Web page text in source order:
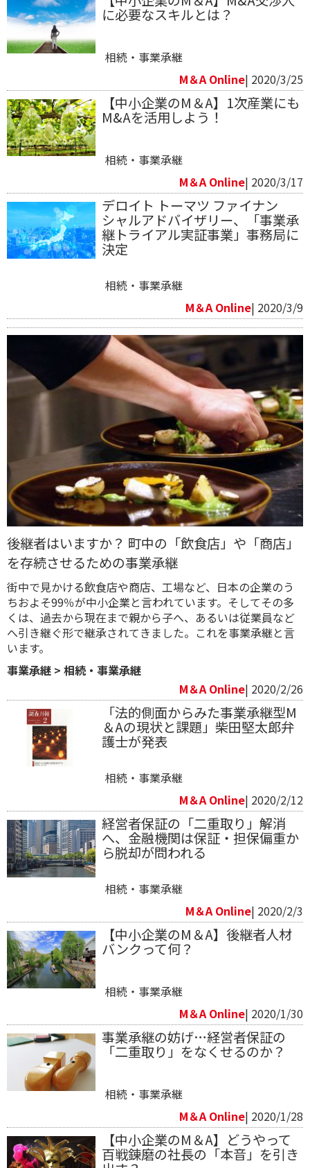
に必要なスキルとは？
相続・事業承継
M＆A Online| 2020/3/25
【中小企業のM＆A】1次産業にも
M&Aを活用しよう！
相続・事業承継
M＆A Online| 2020/3/17
デロイト トーマツ ファイナン
シャルアドバイザリー、「事業承
継トライアル実証事業」事務局に
決定
相続・事業承継
M＆A Online| 2020/3/9
後継者はいますか？ 町中の「飲食店」や「商店」
を存続させるための事業承継
街中で見かける飲食店や商店、工場など、日本の企業のう
ちおよそ99％が中小企業と言われています。そしてその多
くは、過去から現在まで親から子へ、あるいは従業員など
へ引き継ぐ形で継承されてきました。これを事業承継と言
います。
事業承継 > 相続・事業承継
M＆A Online| 2020/2/26
「法的側面からみた事業承継型M
＆Aの現状と課題」柴田堅太郎弁
護士が発表
相続・事業承継
M＆A Online| 2020/2/12
経営者保証の「二重取り」解消
へ、金融機関は保証・担保偏重か
ら脱却が問われる
相続・事業承継
M＆A Online| 2020/2/3
【中小企業のM＆A】後継者人材
バンクって何？
相続・事業承継
M＆A Online| 2020/1/30
事業承継の妨げ…経営者保証の
「二重取り」をなくせるのか？
相続・事業承継
M＆A Online| 2020/1/28
【中小企業のM＆A】どうやって
百戦錬磨の社長の「本音」を引き